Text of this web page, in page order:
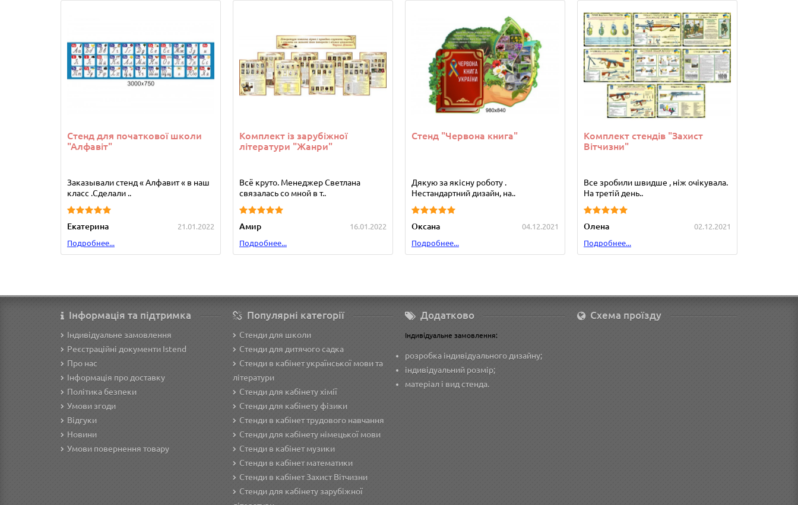
Стенд для початкової школи
"Алфавіт"
Заказывали стенд « Алфавит « в наш
класс .Сделали ..
Екатерина
21.01.2022
Подробнее...
Комплект із зарубіжної
літератури "Жанри"
Всё круто. Менеджер Светлана
связалась со мной в т..
Амир
16.01.2022
Подробнее...
Стенд "Червона книга"
Дякую за якісну роботу .
Нестандартний дизайн, на..
Оксана
04.12.2021
Подробнее...
Комплект стендів "Захист
Вітчизни"
Все зробили швидше , ніж очікувала.
На третій день..
Олена
02.12.2021
Подробнее...
Інформація та підтримка
Індивідуальне замовлення
Реєстраційні документи Istend
Про нас
Інформація про доставку
Політика безпеки
Умови згоди
Відгуки
Новини
Умови повернення товару
Популярні категорії
Стенди для школи
Стенди для дитячого садка
Стенди в кабінет української мови та
літератури
Стенди для кабінету хімії
Стенди для кабінету фізики
Стенди в кабінет трудового навчання
Cтенди для кабінету німецької мови
Стенди в кабінет музики
Стенди в кабінет математики
Стенди в кабінет Захист Вітчизни
Стенди для кабінету зарубіжної
Додатково
Індивідуальне замовлення:
розробка індивідуального дизайну;
індивідуальний розмір;
матеріал і вид стенда.
Схема проїзду